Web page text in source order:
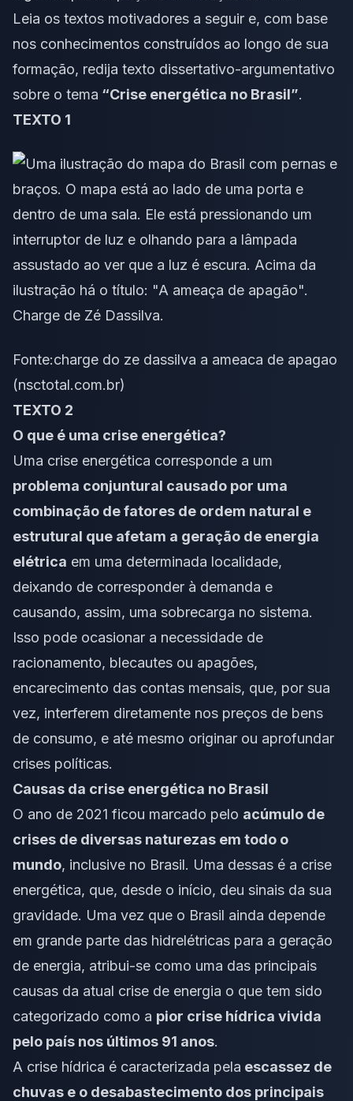
Leia os textos motivadores a seguir e, com base
nos conhecimentos construídos ao longo de sua
formação, redija texto dissertativo-argumentativo
sobre o tema “Crise energética no Brasil”.
TEXTO 1
Fonte:charge do ze dassilva a ameaca de apagao
(nsctotal.com.br)
TEXTO 2
O que é uma crise energética?
Uma crise energética corresponde a um
problema conjuntural causado por uma
combinação de fatores de ordem natural e
estrutural que afetam a geração de energia
elétrica em uma determinada localidade,
deixando de corresponder à demanda e
causando, assim, uma sobrecarga no sistema.
Isso pode ocasionar a necessidade de
racionamento, blecautes ou apagões,
encarecimento das contas mensais, que, por sua
vez, interferem diretamente nos preços de bens
de consumo, e até mesmo originar ou aprofundar
crises políticas.
Causas da crise energética no Brasil
O ano de 2021 ficou marcado pelo acúmulo de
crises de diversas naturezas em todo o
mundo, inclusive no Brasil. Uma dessas é a crise
energética, que, desde o início, deu sinais da sua
gravidade. Uma vez que o Brasil ainda depende
em grande parte das hidrelétricas para a geração
de energia, atribui-se como uma das principais
causas da atual crise de energia o que tem sido
categorizado como a pior crise hídrica vivida
pelo país nos últimos 91 anos.
A crise hídrica é caracterizada pela escassez de
chuvas e o desabastecimento dos principais